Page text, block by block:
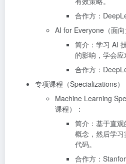
合作方：
AI for Everyone（面向
简介：学习 AI
的影响，学会应
合作方：
专项课程（Specializations）
Machine Learning
课程）：
简介：基于直
概念，然后学
代码。
合作方：